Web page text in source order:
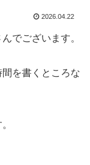
2026.04.22
でございます。
を書くところな